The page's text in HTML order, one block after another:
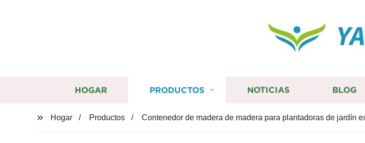
HOGAR PRODUCTOS NOTICIAS BLOG
Hogar Productos Contenedor de madera de madera para plantadoras de jardín